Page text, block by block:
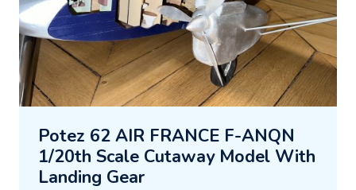
Potez 62 AIR FRANCE F-ANQN
1/20th Scale Cutaway Model With
Landing Gear